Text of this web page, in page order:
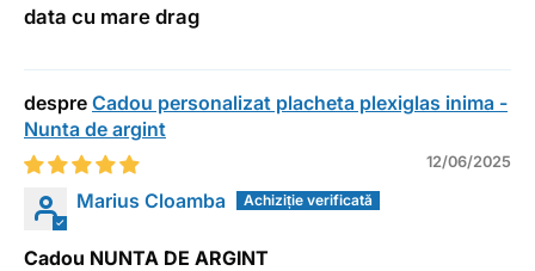
data cu mare drag
Cadou personalizat placheta plexiglas inima -
Nunta de argint
12/06/2025
Marius Cloamba
Cadou NUNTA DE ARGINT